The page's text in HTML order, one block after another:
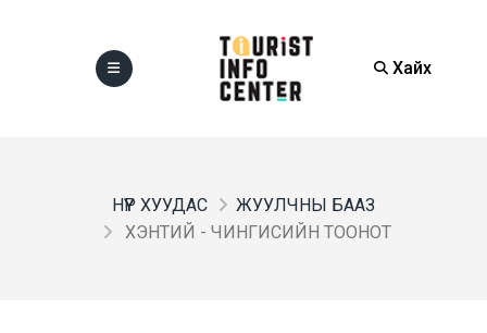
Хайх
НҮҮР ХУУДАС
ЖУУЛЧНЫ БААЗ
ХЭНТИЙ - ЧИНГИСИЙН ТООНОТ